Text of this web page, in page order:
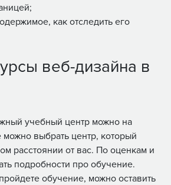
как отследить его
веб-дизайна в
учебный центр можно на
выбрать центр, который
расстоянии от вас. По оценкам и
подробности про обучение.
обучение, можно оставить